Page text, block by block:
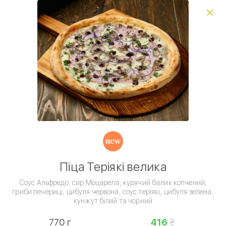
Виберіть спосіб доставки, щоб зробити замовлення ₴
Умови доставки
Сети піц Комбо сети Піца Вся піца
Піца • Піца велика
Піца Теріякі велика
Соус Альфредо, сир Моцарела, курячий балик копчений,
гриби печериці, цибуля червона, соус теріякі, цибуля зелена,
кунжут білий та чорний
770 г 416